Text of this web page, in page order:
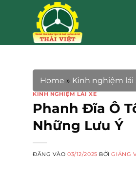
Home » Kinh nghiệm lái
KINH NGHIỆM LÁI XE
Phanh Đĩa Ô
Những Lưu Ý
ĐĂNG VÀO03/12/2025 BỞIGIẢNG